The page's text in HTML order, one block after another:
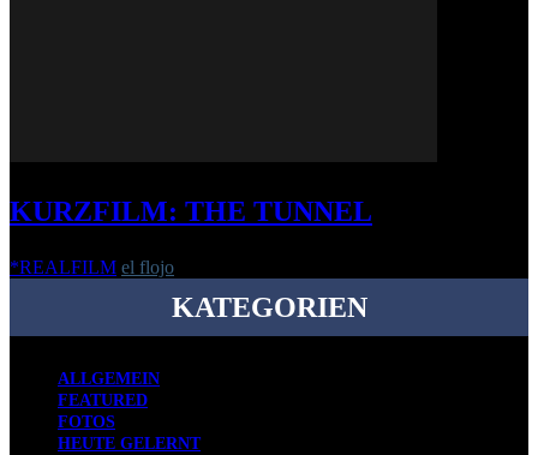
KURZFILM: THE TUNNEL
*REALFILM el flojo
KATEGORIEN
ALLGEMEIN
FEATURED
FOTOS
HEUTE GELERNT